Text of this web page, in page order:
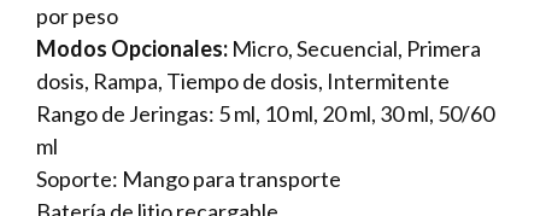
por peso
Modos Opcionales: Micro, Secuencial, Primera
dosis, Rampa, Tiempo de dosis, Intermitente
Rango de Jeringas: 5 ml, 10 ml, 20 ml, 30 ml, 50/60
ml
Soporte: Mango para transporte